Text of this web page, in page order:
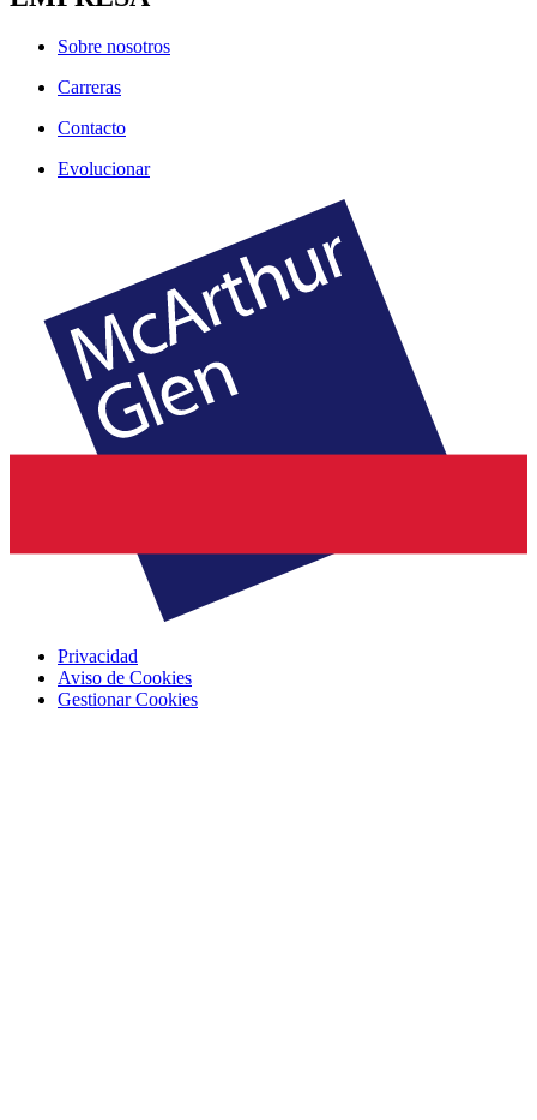
Sobre nosotros
Carreras
Contacto
Evolucionar
Privacidad
Aviso de Cookies
Gestionar Cookies